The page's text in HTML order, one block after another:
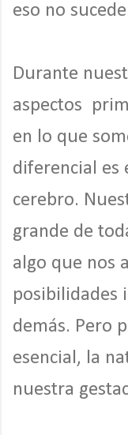
eso no
Durante
aspectos
en lo que
diferencial es
cerebro.
grande de
algo que nos
posibilidades
demás. Pero
esencial, la
nuestra